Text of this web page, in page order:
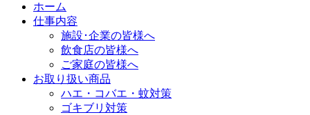
ホーム
仕事内容
施設･企業の皆様へ
飲食店の皆様へ
ご家庭の皆様へ
お取り扱い商品
ハエ・コバエ・蚊対策
ゴキブリ対策